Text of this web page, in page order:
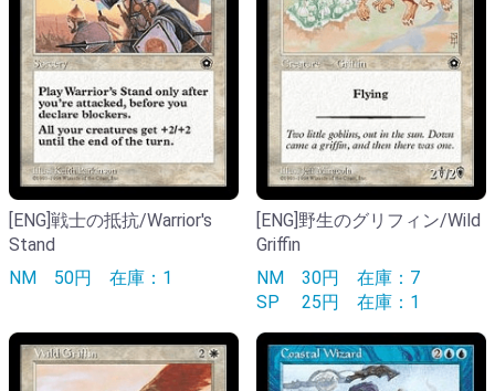
[ENG]戦士の抵抗/Warrior's
Stand
NM 50円 在庫：1
[ENG]野生のグリフィン/Wild
Griffin
NM 30円 在庫：7
SP
25円 在庫：1